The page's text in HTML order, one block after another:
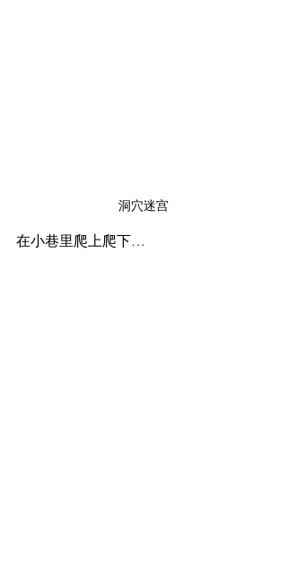
洞穴迷宫
在小巷里爬上爬下…